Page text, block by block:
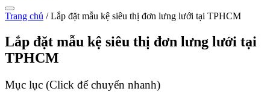
Trang chủ /Lắp đặt mẫu kệ siêu thị đơn lưng lưới tại TPHCM
Lắp đặt mẫu kệ siêu thị đơn lưng lưới tại
TPHCM
Mục lục (Click để chuyển nhanh)